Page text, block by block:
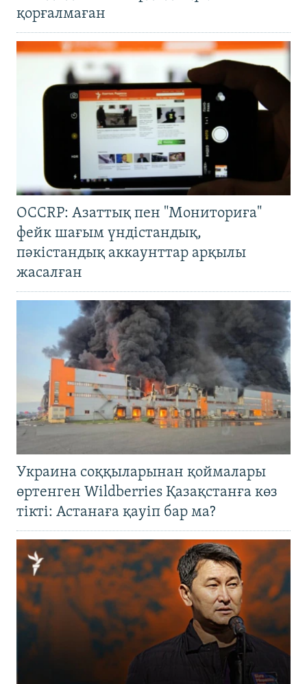
қорғалмаған
OCCRP: Азаттық пен "Мониториға"
фейк шағым үндістандық,
пәкістандық аккаунттар арқылы
жасалған
Украина соққыларынан қоймалары
өртенген Wildberries Қазақстанға көз
тікті: Астанаға қауіп бар ма?